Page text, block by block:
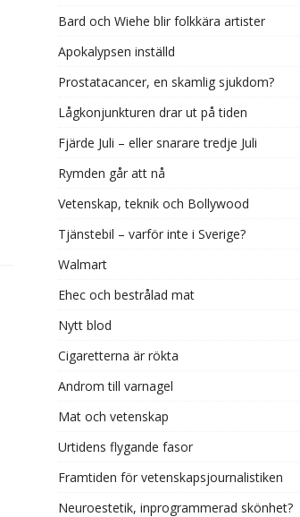
Bard och Wiehe blir folkkära artister
Apokalypsen inställd
Prostatacancer, en skamlig sjukdom?
Lågkonjunkturen drar ut på tiden
Fjärde Juli – eller snarare tredje Juli
Rymden går att nå
Vetenskap, teknik och Bollywood
Tjänstebil – varför inte i Sverige?
Walmart
Ehec och bestrålad mat
Nytt blod
Cigaretterna är rökta
Androm till varnagel
Mat och vetenskap
Urtidens flygande fasor
Framtiden för vetenskapsjournalistiken
Neuroestetik, inprogrammerad skönhet?